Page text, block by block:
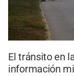
El tránsito en
información